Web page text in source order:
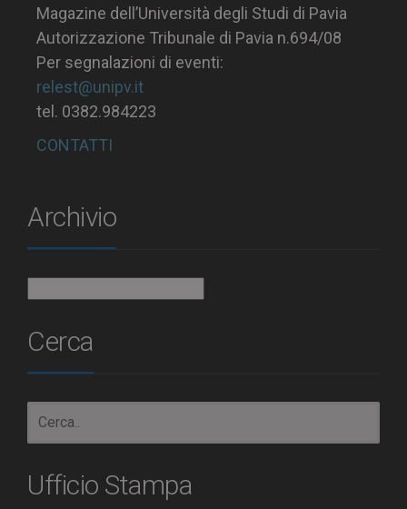
Magazine dell’Università degli Studi di Pavia
Autorizzazione Tribunale di Pavia n.694/08
Per segnalazioni di eventi:
relest@unipv.it
tel. 0382.984223
CONTATTI
Archivio
Cerca
Ufficio Stampa